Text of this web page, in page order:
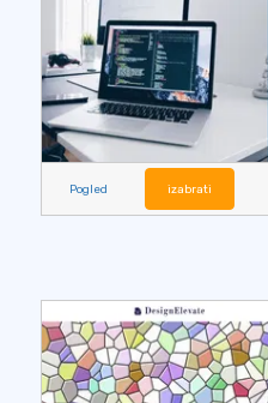
Pogled izabrati